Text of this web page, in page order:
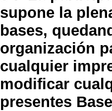
supone la
bases,
organización
cualquier
modificar
presentes